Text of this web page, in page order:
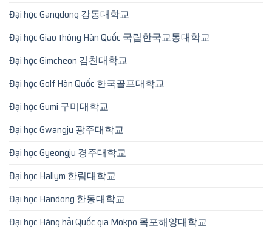
Đại học Gangdong 강동대학교
Đại học Giao thông Hàn Quốc 국립한국교통대학교
Đại học Gimcheon 김천대학교
Đại học Golf Hàn Quốc 한국골프대학교
Đại học Gumi 구미대학교
Đại học Gwangju 광주대학교
Đại học Gyeongju 경주대학교
Đại học Hallym 한림대학교
Đại học Handong 한동대학교
Đại học Hàng hải Quốc gia Mokpo 목포해양대학교